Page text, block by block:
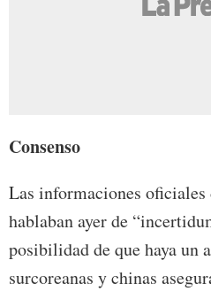
Consenso
Las informaciones
hablaban ayer de
posibilidad de que haya un
surcoreanas y chinas